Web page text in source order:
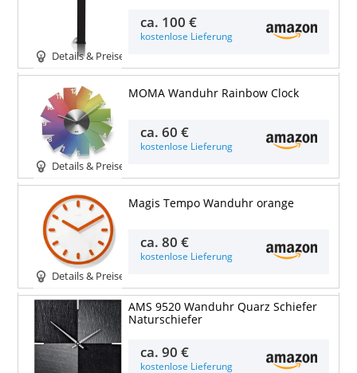
Details & Preise
ca. 100 €
kostenlose Lieferung
Details & Preise
MOMA Wanduhr Rainbow Clock
ca.60 €
kostenlose Lieferung
Details & Preise
Magis Tempo Wanduhr orange
ca.80 €
kostenlose Lieferung
AMS 9520 Wanduhr Quarz Schiefer
Naturschiefer
ca.90 €
kostenlose Lieferung